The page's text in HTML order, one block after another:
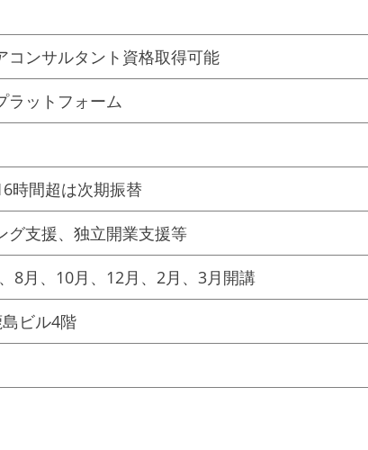
コンサルタント資格取得可能
ラットフォーム
時間超は次期振替
グ支援、独立開業支援等
8月、10月、12月、2月、3月開講
ビル4階